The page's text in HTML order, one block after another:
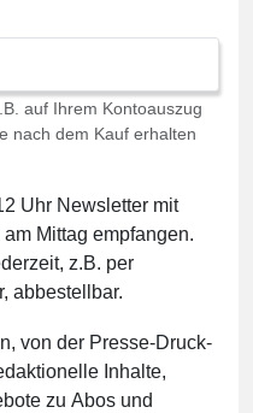
auf Ihrem Kontoauszug
nach dem Kauf erhalten
Uhr Newsletter mit
Mittag empfangen.
z.B. per
abbestellbar.
von der Presse-Druck-
Inhalte,
zu Abos und